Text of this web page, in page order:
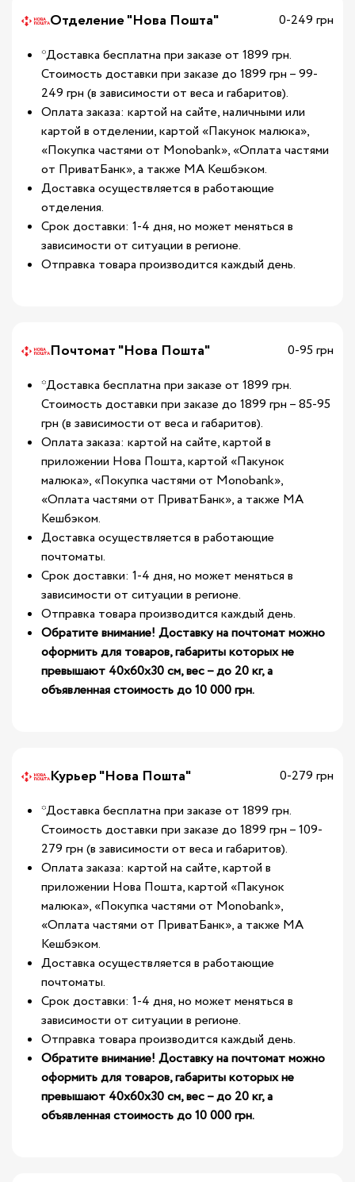
Отделение "Нова Пошта"
0-249 грн
*Доставка бесплатна при заказе от 1899 грн.
Стоимость доставки при заказе до 1899 грн – 99-
249 грн (в зависимости от веса и габаритов).
Оплата заказа: картой на сайте, наличными или
картой в отделении, картой «Пакунок малюка»,
«Покупка частями от Monobank», «Оплата частями
от ПриватБанк», а также МА Кешбэком.
Доставка осуществляется в работающие
отделения.
Срок доставки: 1-4 дня, но может меняться в
зависимости от ситуации в регионе.
Отправка товара производится каждый день.
Почтомат "Нова Пошта"
0-95 грн
*Доставка бесплатна при заказе от 1899 грн.
Стоимость доставки при заказе до 1899 грн – 85-95
грн (в зависимости от веса и габаритов).
Оплата заказа: картой на сайте, картой в
приложении Нова Пошта, картой «Пакунок
малюка», «Покупка частями от Monobank»,
«Оплата частями от ПриватБанк», а также МА
Кешбэком.
Доставка осуществляется в работающие
почтоматы.
Срок доставки: 1-4 дня, но может меняться в
зависимости от ситуации в регионе.
Отправка товара производится каждый день.
Обратите внимание! Доставку на почтомат можно
оформить для товаров, габариты которых не
превышают 40х60х30 см, вес – до 20 кг, а
объявленная стоимость до 10 000 грн.
Курьер "Нова Пошта"
0-279 грн
*Доставка бесплатна при заказе от 1899 грн.
Стоимость доставки при заказе до 1899 грн – 109-
279 грн (в зависимости от веса и габаритов).
Оплата заказа: картой на сайте, картой в
приложении Нова Пошта, картой «Пакунок
малюка», «Покупка частями от Monobank»,
«Оплата частями от ПриватБанк», а также МА
Кешбэком.
Доставка осуществляется в работающие
почтоматы.
Срок доставки: 1-4 дня, но может меняться в
зависимости от ситуации в регионе.
Отправка товара производится каждый день.
Обратите внимание! Доставку на почтомат можно
оформить для товаров, габариты которых не
превышают 40х60х30 см, вес – до 20 кг, а
объявленная стоимость до 10 000 грн.